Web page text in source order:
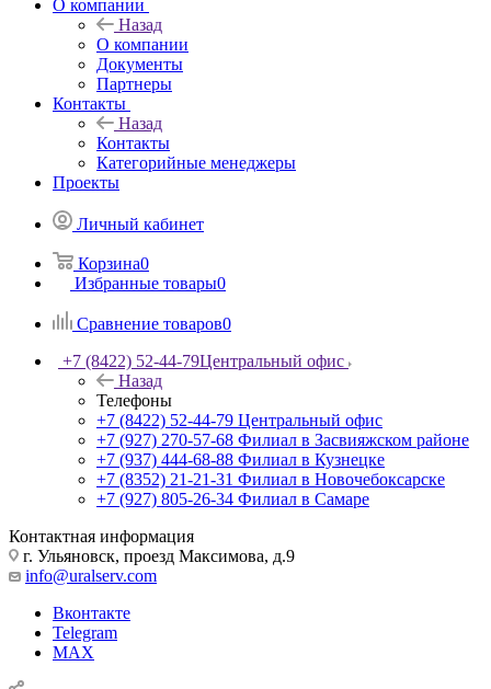
О компании
Назад
О компании
Документы
Партнеры
Контакты
Назад
Контакты
Категорийные менеджеры
Проекты
Личный кабинет
Корзина0
Избранные товары0
Сравнение товаров0
+7 (8422) 52-44-79Центральный офис
Назад
Телефоны
+7 (8422) 52-44-79 Центральный офис
+7 (927) 270-57-68 Филиал в Засвияжском районе
+7 (937) 444-68-88 Филиал в Кузнецке
+7 (8352) 21-21-31 Филиал в Новочебоксарске
+7 (927) 805-26-34 Филиал в Самаре
Контактная информация
г. Ульяновск, проезд Максимова, д.9
info@uralserv.com
Вконтакте
Telegram
MAX